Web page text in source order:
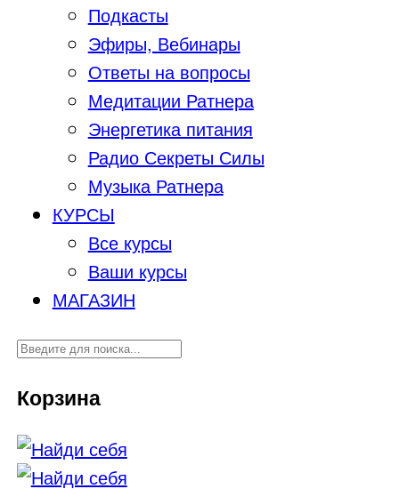
Подкасты
Эфиры, Вебинары
Ответы на вопросы
Медитации Ратнера
Энергетика питания
Радио Секреты Силы
Музыка Ратнера
КУРСЫ
Все курсы
Ваши курсы
МАГАЗИН
Корзина